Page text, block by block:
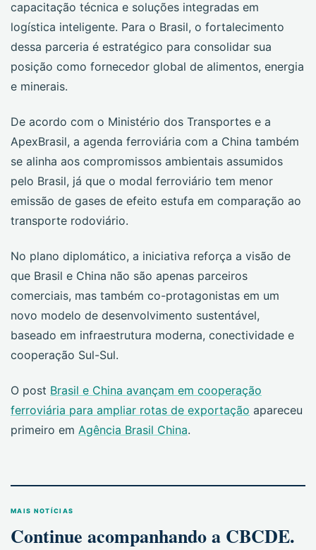
capacitação técnica e soluções integradas em
logística inteligente. Para o Brasil, o fortalecimento
dessa parceria é estratégico para consolidar sua
posição como fornecedor global de alimentos, energia
e minerais.
De acordo com o Ministério dos Transportes e a
ApexBrasil, a agenda ferroviária com a China também
se alinha aos compromissos ambientais assumidos
pelo Brasil, já que o modal ferroviário tem menor
emissão de gases de efeito estufa em comparação ao
transporte rodoviário.
No plano diplomático, a iniciativa reforça a visão de
que Brasil e China não são apenas parceiros
comerciais, mas também co-protagonistas em um
novo modelo de desenvolvimento sustentável,
baseado em infraestrutura moderna, conectividade e
cooperação Sul-Sul.
O post Brasil e China avançam em cooperação
ferroviária para ampliar rotas de exportação apareceu
primeiro em Agência Brasil China.
MAIS NOTÍCIAS
Continue acompanhando a CBCDE.